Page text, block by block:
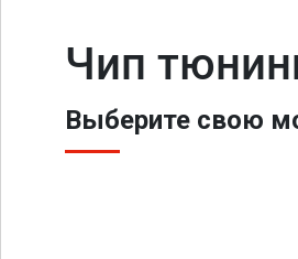
Чип
Выберите свою